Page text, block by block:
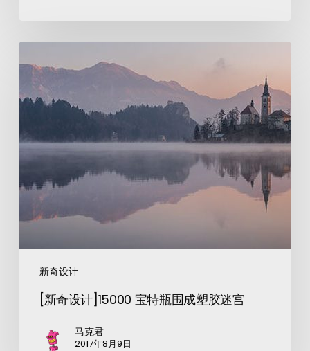
新奇设计
[新奇设计]15000 宝特瓶围成塑胶迷宫
马克君
2017年8月9日